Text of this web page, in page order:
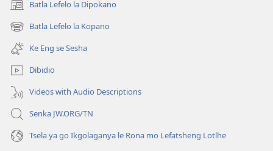
Batla Lefelo la Dipokano
(e
bula
tsebe
nngwe)
Batla Lefelo la Kopano
(e
bula
tsebe
e
nngwe)
Ke Eng se Sesha
Dibidio
Videos with Audio Descriptions
Senka JW.ORG/TN
Tsela ya go Ikgolaganya le Rona mo Lefatsheng Lotlhe